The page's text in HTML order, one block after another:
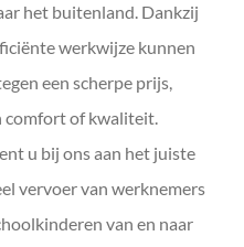
het buitenland. Dankzij
werkwijze kunnen
een scherpe prijs,
comfort of kwaliteit.
u bij ons aan het juiste
vervoer van werknemers
van en naar